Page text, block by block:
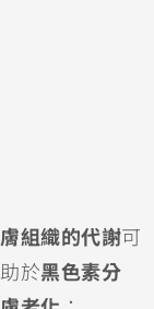
組織的代謝可
於黑色素分